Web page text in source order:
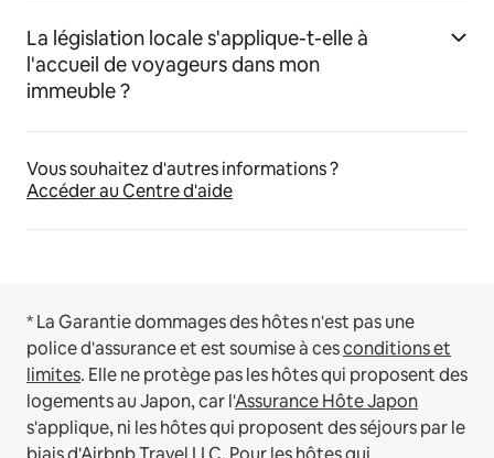
La législation locale s'applique-t-elle à
l'accueil de voyageurs dans mon
immeuble ?
Vous souhaitez d'autres informations ?
Accéder au Centre d'aide
* La Garantie dommages des hôtes n'est pas une
police d'assurance et est soumise à cesconditions et
limites. Elle ne protège pas les hôtes qui proposent des
logements au Japon, car l'Assurance Hôte Japon
s'applique, ni les hôtes qui proposent des séjours par le